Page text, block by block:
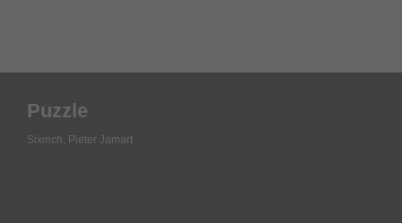
Puzzle
Sixinch, Pieter Jamart